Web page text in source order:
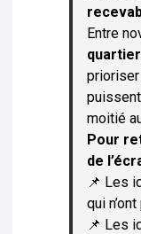
Entre
quartier
moitié
Pour
de
📌 Les
qui
📌 Les